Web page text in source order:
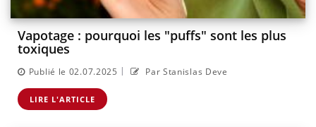
Vapotage : pourquoi les "puffs" sont les plus
toxiques
Publié le 02.07.2025 | Par Stanislas Deve
LIRE L'ARTICLE